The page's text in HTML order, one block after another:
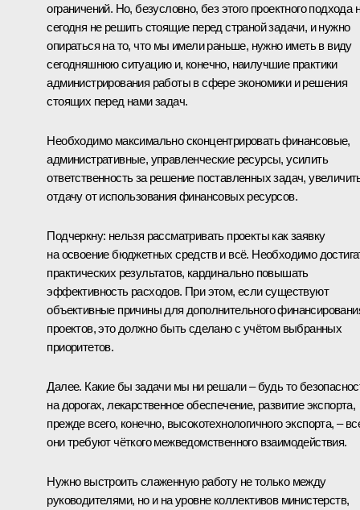
ограничений. Но, безусловно, без этого проектного подхода
сегодня не решить стоящие перед страной задачи, и нужно
опираться на то, что мы имели раньше, нужно иметь в виду
сегодняшнюю ситуацию и, конечно, наилучшие практики
администрирования работы в сфере экономики и решения
стоящих перед нами задач.
Необходимо максимально сконцентрировать финансовые,
административные, управленческие ресурсы, усилить
ответственность за решение поставленных задач,
отдачу от использования финансовых ресурсов.
Подчеркну: нельзя рассматривать проекты как заявку
на освоение бюджетных средств и всё. Необходимо
практических результатов, кардинально повышать
эффективность расходов. При этом, если существуют
объективные причины для дополнительного
проектов, это должно быть сделано с учётом выбранных
приоритетов.
Далее. Какие бы задачи мы ни решали – будь то
на дорогах, лекарственное обеспечение, развитие экспорта,
прежде всего, конечно, высокотехнологичного экспорта, –
они требуют чёткого межведомственного взаимодействия.
Нужно выстроить слаженную работу не только между
руководителями, но и на уровне коллективов министерств,